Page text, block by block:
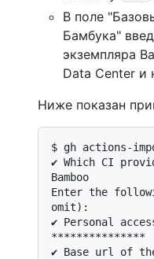
В поле
Бамбука"
экземпляра
Data Center и
Ниже показан
$ gh actions-
✔ Which CI
Bamboo
Enter the
omit):
✔ Personal
***************
✔ Base url of